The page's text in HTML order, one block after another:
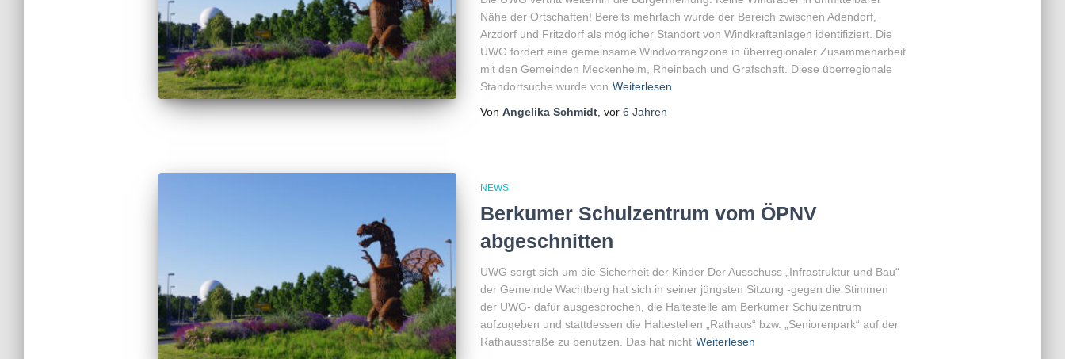
Nähe der Ortschaften! Bereits mehrfach wurde der Bereich zwischen Adendorf,
Arzdorf und Fritzdorf als möglicher Standort von Windkraftanlagen identifiziert. Die
UWG fordert eine gemeinsame Windvorrangzone in überregionaler Zusammenarbeit
mit den Gemeinden Meckenheim, Rheinbach und Grafschaft. Diese überregionale
Standortsuche wurde von Weiterlesen
Von Angelika Schmidt, vor 6 Jahren
NEWS
Berkumer Schulzentrum vom ÖPNV
abgeschnitten
UWG sorgt sich um die Sicherheit der Kinder Der Ausschuss „Infrastruktur und Bau“
der Gemeinde Wachtberg hat sich in seiner jüngsten Sitzung -gegen die Stimmen
der UWG- dafür ausgesprochen, die Haltestelle am Berkumer Schulzentrum
aufzugeben und stattdessen die Haltestellen „Rathaus“ bzw. „Seniorenpark“ auf der
Rathausstraße zu benutzen. Das hat nicht Weiterlesen